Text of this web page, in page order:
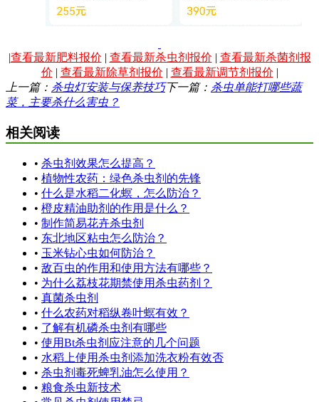
|查看最新肥料报价 | 查看最新杀虫剂报价 | 查看最新杀菌剂报
价 | 查看最新除草剂报价 | 查看最新调节剂报价 |
上一篇： 杀虫灯安装与保养技巧下一篇： 杀虫单能打哪些蔬
菜，主要杀什么害虫？
相关阅读
• 杀虫剂效果怎么提高？
• 植物性农药：绿色杀虫剂的先锋
• 什么是水稻二化螟，怎么防治？
• 橙皮精油助剂的作用是什么？
• 制作简易花卉杀虫剂
• 东北地区粘虫怎么防治？
• 玉米钻心虫如何防治？
• 敌百虫的作用和使用方法有哪些？
• 为什么荔枝花期禁使用杀虫药剂？
• 真菌杀虫剂
• 什么农药对稻纵卷叶螟有效？
• 了解有机磷杀虫剂有哪些
• 使用Bt杀虫剂应注意的几个问题
• 水稻上使用杀虫剂添加洗衣粉有效否
• 杀虫剂毒死蜱乳油怎么使用？
• 粮食杀虫新技术